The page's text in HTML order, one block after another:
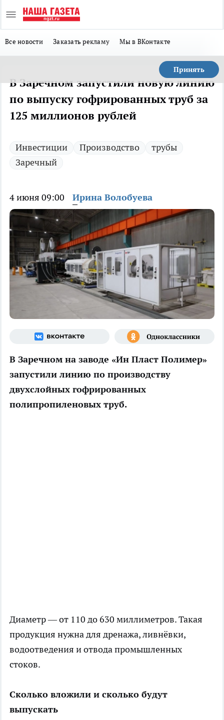
Все новости Заказать рекламу Мы в ВКонтакте
Принять
В Заречном запустили новую линию
по выпуску гофрированных труб за
125 миллионов рублей
Инвестиции Производство
трубы
Заречный
4 июня 09:00 Ирина Волобуева
В Заречном на заводе «Ин Пласт Полимер»
запустили линию по производству
двухслойных гофрированных
полипропиленовых труб.
Диаметр — от 110 до 630 миллиметров. Такая
продукция нужна для дренажа, ливнёвки,
водоотведения и отвода промышленных
стоков.
Сколько вложили и сколько будут
выпускать